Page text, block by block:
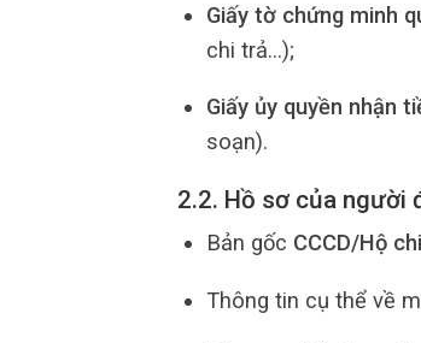
Giấy tờ chứng minh
chi trả…);
Giấy ủy quyền nhận
soạn).
2.2. Hồ sơ của người
Bản gốc CCCD/Hộ
Thông tin cụ thể về